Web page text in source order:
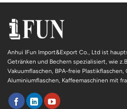
Anhui IFun Import&Export Co., Ltd ist
Getränken und Bechern spezialisiert, wie
Vakuumflaschen, BPA-freie Plastikflaschen,
Aluminiumflaschen, Kaffeemaschinen mit